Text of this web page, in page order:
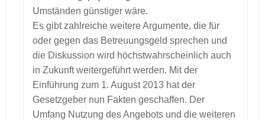
Umständen günstiger wäre.
Es gibt zahlreiche weitere Argumente, die für
oder gegen das Betreuungsgeld sprechen und
die Diskussion wird höchstwahrscheinlich auch
in Zukunft weitergeführt werden. Mit der
Einführung zum 1. August 2013 hat der
Gesetzgeber nun Fakten geschaffen. Der
Umfang Nutzung des Angebots und die weiteren